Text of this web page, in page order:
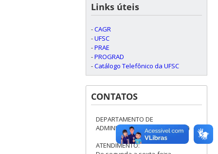
Links úteis
-CAGR
-UFSC
-PRAE
-PROGRAD
-Catálogo Telefônico da UFSC
CONTATOS
DEPARTAMENTO DE
ADMINISTRAÇÃO ESCOLAR (DAE)
ATENDIMENTO: